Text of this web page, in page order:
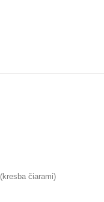
(kresba čiarami)